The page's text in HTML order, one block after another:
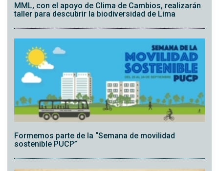
MML, con el apoyo de Clima de Cambios, realizarán
taller para descubrir la biodiversidad de Lima
Formemos parte de la “Semana de movilidad
sostenible PUCP”